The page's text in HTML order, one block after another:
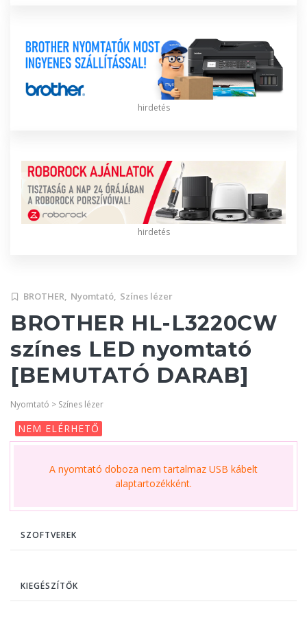
hirdetés
hirdetés
BROTHER, Nyomtató, Színes lézer
BROTHER HL-L3220CW
színes LED nyomtató
[BEMUTATÓ DARAB]
Nyomtató > Színes lézer
NEM ELÉRHETŐ
A nyomtató doboza nem tartalmaz USB kábelt
alaptartozékként.
SZOFTVEREK
KIEGÉSZÍTŐK